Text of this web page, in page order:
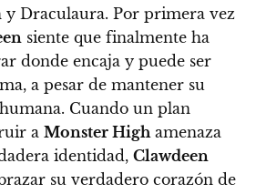
y Draculaura. Por primera vez
siente que finalmente ha
donde encaja y puede ser
a pesar de mantener su
Cuando un plan
a Monster High amenaza
identidad, Clawdeen
su verdadero corazón de